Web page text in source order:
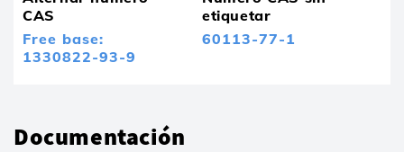
CAS
Free base:
1330822-93-9
etiquetar
60113-77-1
Documentación